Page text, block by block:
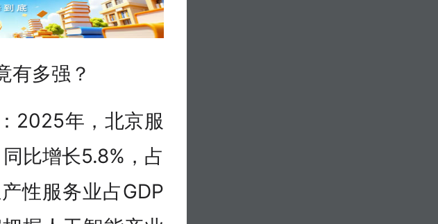
有多强？
2025年，北京服
比增长5.8%，占
性服务业占GDP